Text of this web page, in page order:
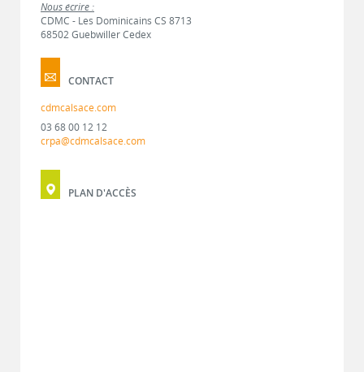
Nous écrire :
CDMC - Les Dominicains CS 8713
68502 Guebwiller Cedex
CONTACT
cdmcalsace.com
03 68 00 12 12
crpa@cdmcalsace.com
PLAN D'ACCÈS